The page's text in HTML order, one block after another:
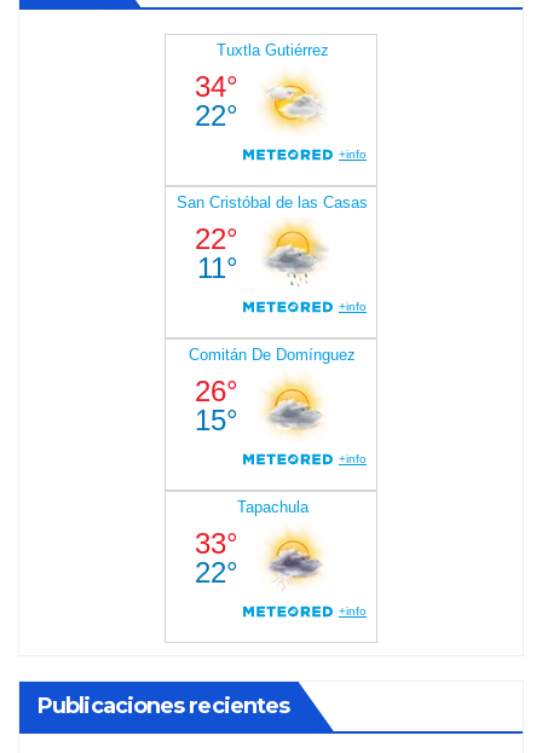
Publicaciones recientes